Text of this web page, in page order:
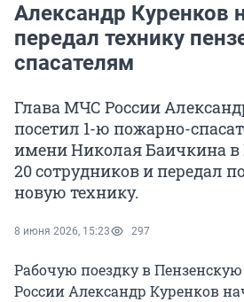
Александр Куренков
передал технику
спасателям
Глава МЧС России
посетил 1-ю пожарно-
имени Николая Баичкина в
20 сотрудников и передал
новую технику.
8 июня 2026, 15:23 297
Рабочую поездку в
России Александр Куренков